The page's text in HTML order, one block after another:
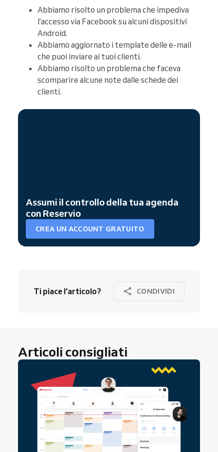
Abbiamo risolto un problema che impediva
l'accesso via Facebook su alcuni dispositivi
Android.
Abbiamo aggiornato i template delle e-mail
che puoi inviare ai tuoi clienti.
Abbiamo risolto un problema che faceva
scomparire alcune note dalle schede dei
clienti.
Assumi il controllo della tua agenda
con Reservio
CREA UN ACCOUNT GRATUITO
Ti piace l'articolo? CONDIVIDI
Articoli consigliati